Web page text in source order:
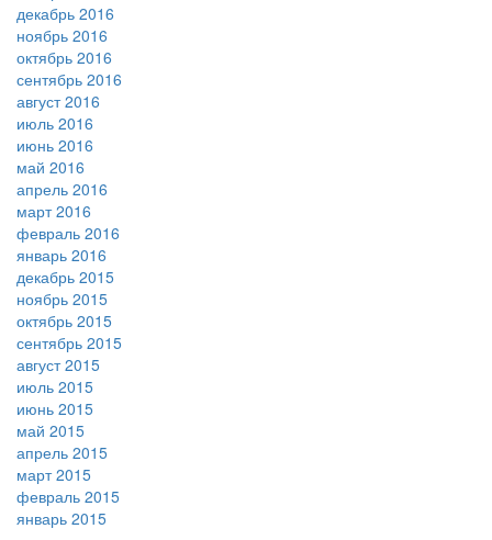
декабрь 2016
ноябрь 2016
октябрь 2016
сентябрь 2016
август 2016
июль 2016
июнь 2016
май 2016
апрель 2016
март 2016
февраль 2016
январь 2016
декабрь 2015
ноябрь 2015
октябрь 2015
сентябрь 2015
август 2015
июль 2015
июнь 2015
май 2015
апрель 2015
март 2015
февраль 2015
январь 2015